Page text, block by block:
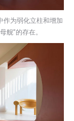
作为弱化立柱和增加
舰”的存在。